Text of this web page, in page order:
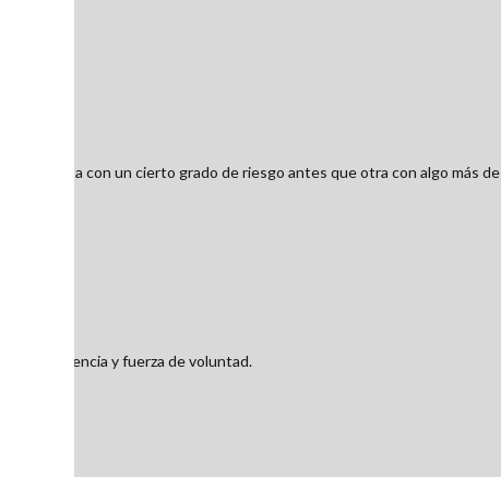
una oferta con un cierto grado de riesgo antes que otra con algo más de
la persistencia y fuerza de voluntad.